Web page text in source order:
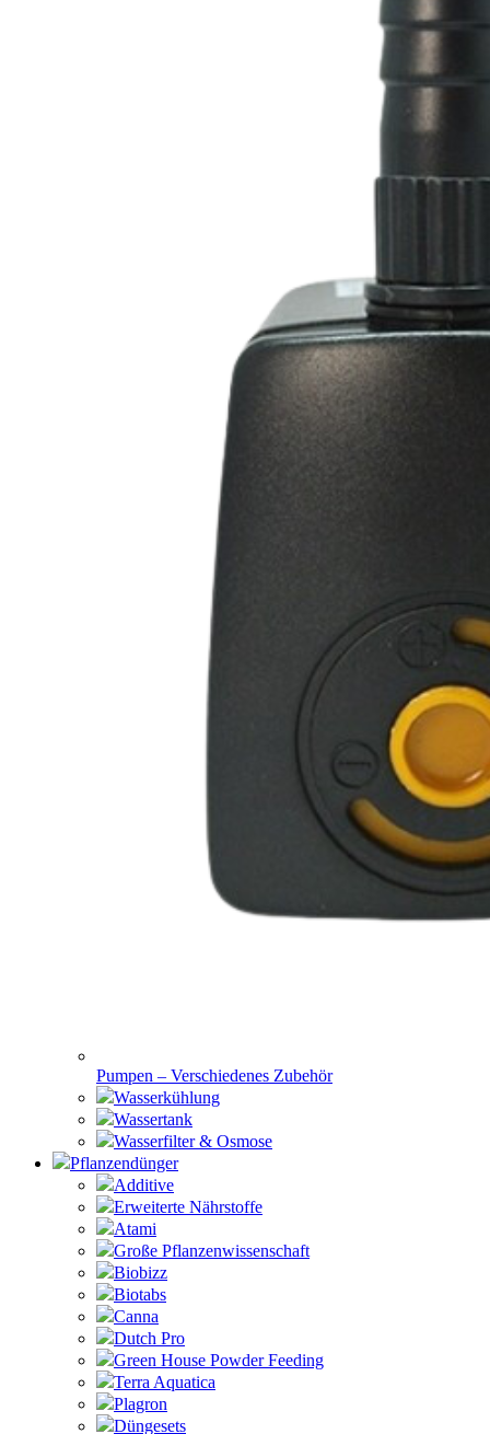
Pumpen – Verschiedenes Zubehör
Wasserkühlung
Wassertank
Wasserfilter & Osmose
Pflanzendünger
Additive
Erweiterte Nährstoffe
Atami
Große Pflanzenwissenschaft
Biobizz
Biotabs
Canna
Dutch Pro
Green House Powder Feeding
Terra Aquatica
Plagron
Düngesets